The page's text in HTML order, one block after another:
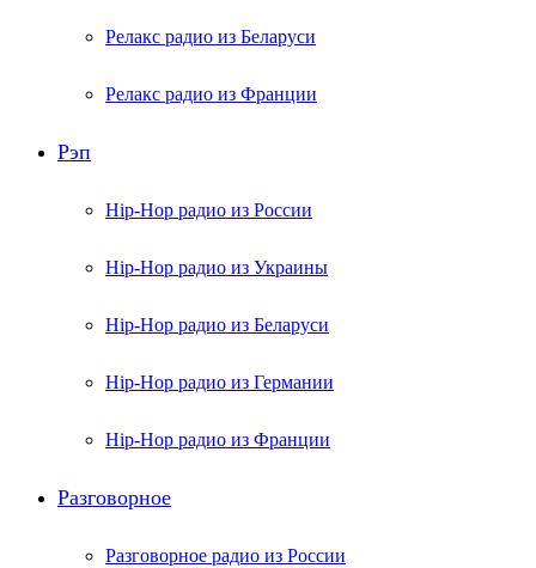
Релакс радио из Беларуси
Релакс радио из Франции
Рэп
Hip-Hop радио из России
Hip-Hop радио из Украины
Hip-Hop радио из Беларуси
Hip-Hop радио из Германии
Hip-Hop радио из Франции
Разговорное
Разговорное радио из России